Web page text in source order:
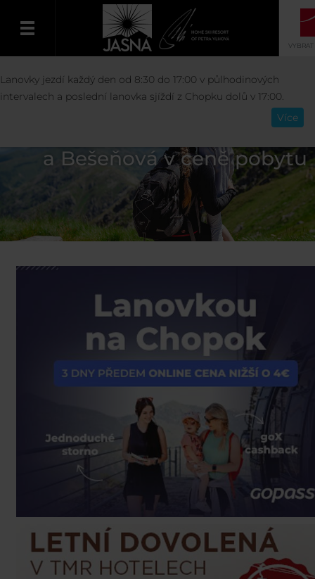
Čeština
VYBRAT
Lanovky a vodné parky
a Bešeňová v ceně pobytu
Lanovky jezdí každý den od 8:30 do 17:00 v půlhodinových
intervalech a poslední lanovka sjíždí z Chopku dolů v 17:00.
Více